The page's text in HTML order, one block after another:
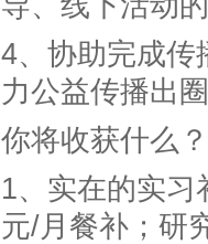
4、协助完成传
力公益传播出
你将收获什么？
1、实在的实
元/月餐补；研